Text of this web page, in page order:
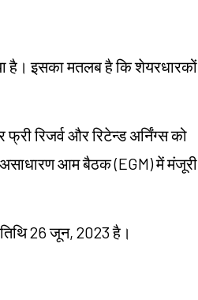
है। इसका मतलब है कि शेयरधारकों
रिजर्व और रिटेन्ड अर्निंग्स को
आम बैठक (EGM) में मंजूरी
26 जून, 2023 है।